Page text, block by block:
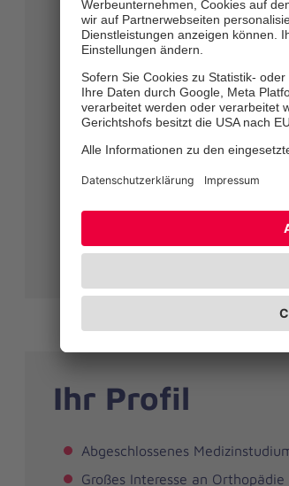
Schwerpunkte: arthroskopische
Gelenkerhaltende sowie
Handchirurgische und
Wiederherstellungschirurgie
und Neurogeriatrie
Volle
Am Standort ist ein
Ihr Profil
Abgeschlossenes
Großes Interesse an